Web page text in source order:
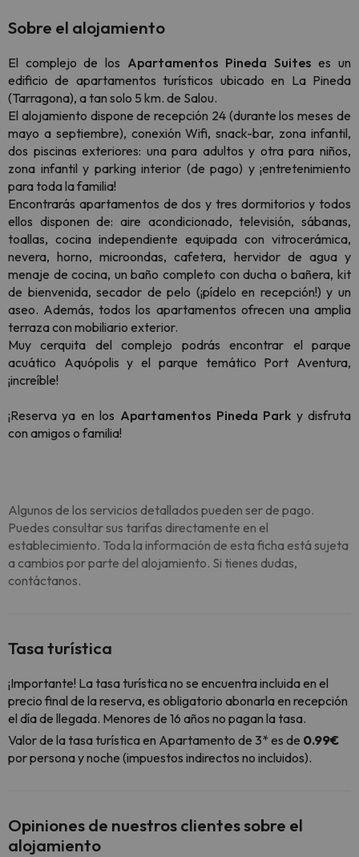
Sobre el alojamiento
El complejo de los Apartamentos Pineda Suites es un
edificio de apartamentos turísticos ubicado en La Pineda
(Tarragona), a tan solo 5 km. de Salou.
El alojamiento dispone de recepción 24 (durante los meses de
mayo a septiembre), conexión Wifi, snack-bar, zona infantil,
dos piscinas exteriores: una para adultos y otra para niños,
zona infantil y parking interior (de pago) y ¡entretenimiento
para toda la familia!
Encontrarás apartamentos de dos y tres dormitorios y todos
ellos disponen de: aire acondicionado, televisión, sábanas,
toallas, cocina independiente equipada con vitrocerámica,
nevera, horno, microondas, cafetera, hervidor de agua y
menaje de cocina, un baño completo con ducha o bañera, kit
de bienvenida, secador de pelo (¡pídelo en recepción!) y un
aseo. Además, todos los apartamentos ofrecen una amplia
terraza con mobiliario exterior.
Muy cerquita del complejo podrás encontrar el parque
acuático Aquópolis y el parque temático Port Aventura,
¡increíble!
¡Reserva ya en los Apartamentos Pineda Park y disfruta
con amigos o familia!
Algunos de los servicios detallados pueden ser de pago.
Puedes consultar sus tarifas directamente en el
establecimiento. Toda la información de esta ficha está sujeta
a cambios por parte del alojamiento. Si tienes dudas,
contáctanos.
Tasa turística
¡Importante! La tasa turística no se encuentra incluida en el
precio final de la reserva, es obligatorio abonarla en recepción
el día de llegada. Menores de 16 años no pagan la tasa.
Valor de la tasa turística en Apartamento de 3* es de 0.99€
por persona y noche (impuestos indirectos no incluidos).
Opiniones de nuestros clientes sobre el
alojamiento